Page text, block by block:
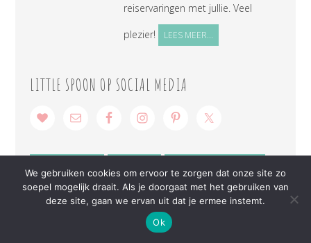
reiservaringen met jullie. Veel
plezier!
LEES MEER...
LITTLE SPOON OP SOCIAL MEDIA
COPYRIGHT © 2026 ·LITTLE SPOON
We gebruiken cookies om ervoor te zorgen dat onze site zo
soepel mogelijk draait. Als je doorgaat met het gebruiken van
deze site, gaan we ervan uit dat je ermee instemt.
Ok